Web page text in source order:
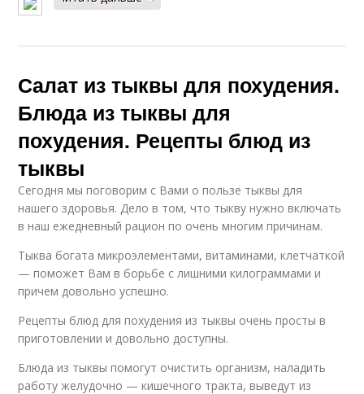
Салат из тыквы для похудения.
Блюда из тыквы для
похудения. Рецепты блюд из
тыквы
Сегодня мы поговорим с Вами о пользе тыквы для
нашего здоровья. Дело в том, что тыкву нужно включать
в наш ежедневный рацион по очень многим причинам.
Тыква богата микроэлементами, витаминами, клетчаткой
— поможет Вам в борьбе с лишними килограммами и
причем довольно успешно.
Рецепты блюд для похудения из тыквы очень просты в
приготовлении и довольно доступны.
Блюда из тыквы помогут очистить организм, наладить
работу желудочно — кишечного тракта, выведут из